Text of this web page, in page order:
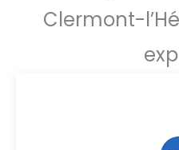
Clermont-